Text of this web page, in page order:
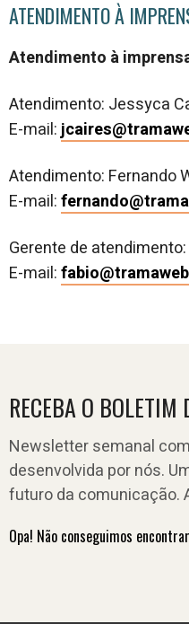
ATENDIMENTO À
Atendimento à
Atendimento: Jessyca
E-mail:
Atendimento: Fernando
E-mail:
Gerente de
E-mail:
RECEBA O BOLETIM
Newsletter semanal
desenvolvida por nós.
futuro da comunicação.
Opa! Não conseguimos